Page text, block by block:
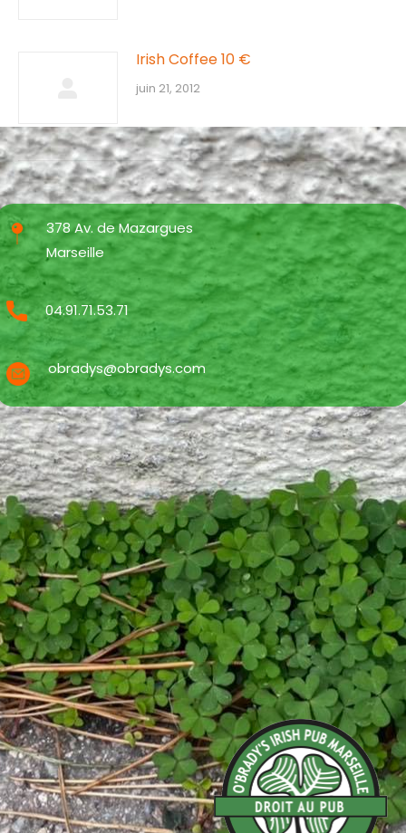
Irish Coffee 10 €
juin 21, 2012
378 Av. de Mazargues
Marseille
04.91.71.53.71
obradys@obradys.com